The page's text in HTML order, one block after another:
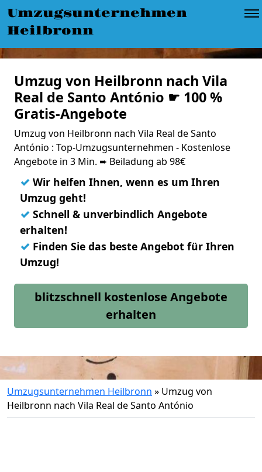
Umzugsunternehmen
Heilbronn
Umzug von Heilbronn nach Vila
Real de Santo António ☛ 100 %
Gratis-Angebote
Umzug von Heilbronn nach Vila Real de Santo
António : Top-Umzugsunternehmen - Kostenlose
Angebote in 3 Min. ➨ Beiladung ab 98€
✓ Wir helfen Ihnen, wenn es um Ihren
Umzug geht!
✓ Schnell & unverbindlich Angebote
erhalten!
✓ Finden Sie das beste Angebot für Ihren
Umzug!
blitzschnell kostenlose Angebote
erhalten
Umzugsunternehmen Heilbronn » Umzug von
Heilbronn nach Vila Real de Santo António